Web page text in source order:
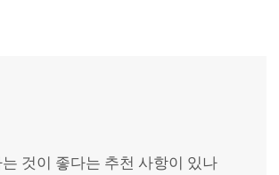
것이 좋다는 추천 사항이 있나